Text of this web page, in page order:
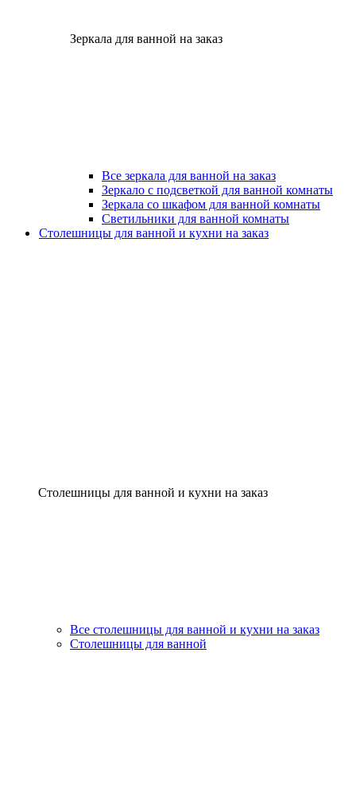
Зеркала для ванной на заказ
Все зеркала для ванной на заказ
Зеркало с подсветкой для ванной комнаты
Зеркала со шкафом для ванной комнаты
Светильники для ванной комнаты
Столешницы для ванной и кухни на заказ
Столешницы для ванной и кухни на заказ
Все столешницы для ванной и кухни на заказ
Столешницы для ванной